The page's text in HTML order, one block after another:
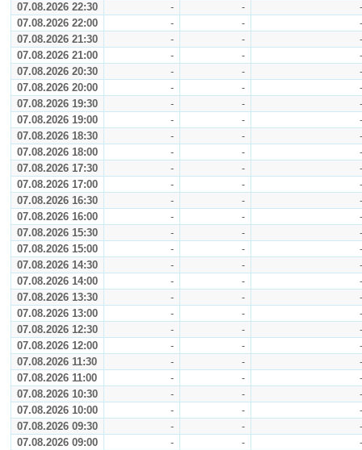
07.08.2026 22:30
- -
-
07.08.2026 22:00
- -
-
07.08.2026 21:30
- -
-
07.08.2026 21:00
- -
-
07.08.2026 20:30
- -
-
07.08.2026 20:00
- -
-
07.08.2026 19:30
- -
-
07.08.2026 19:00
- -
-
07.08.2026 18:30
- -
-
07.08.2026 18:00
- -
-
07.08.2026 17:30
- -
-
07.08.2026 17:00
- -
-
07.08.2026 16:30
- -
-
07.08.2026 16:00
- -
-
07.08.2026 15:30
- -
-
07.08.2026 15:00
- -
-
07.08.2026 14:30
- -
-
07.08.2026 14:00
- -
-
07.08.2026 13:30
- -
-
07.08.2026 13:00
- -
-
07.08.2026 12:30
- -
-
07.08.2026 12:00
- -
-
07.08.2026 11:30
- -
-
07.08.2026 11:00
- -
-
07.08.2026 10:30
- -
-
07.08.2026 10:00
- -
-
07.08.2026 09:30
- -
-
07.08.2026 09:00
- -
-